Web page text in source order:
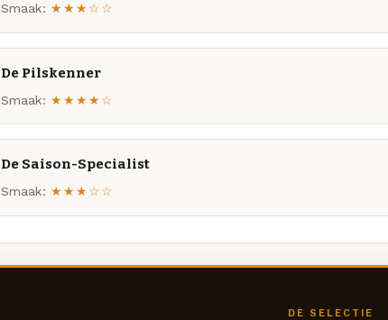
Smaak: ★★★☆☆
De Pilskenner
Smaak: ★★★★☆
De Saison-Specialist
Smaak: ★★★☆☆
DE SELECTIE